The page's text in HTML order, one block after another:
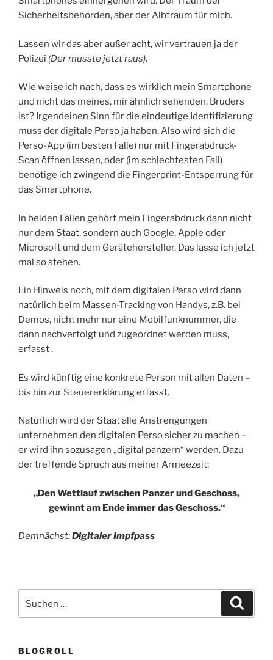
Sicherheitsbehörden, aber der Albtraum für mich.
Lassen wir das aber außer acht, wir vertrauen ja der
Polizei (Der musste jetzt raus).
Wie weise ich nach, dass es wirklich mein Smartphone
und nicht das meines, mir ähnlich sehenden, Bruders
ist? Irgendeinen Sinn für die eindeutige Identifizierung
muss der digitale Perso ja haben. Also wird sich die
Perso-App (im besten Falle) nur mit Fingerabdruck-
Scan öffnen lassen, oder (im schlechtesten Fall)
benötige ich zwingend die Fingerprint-Entsperrung für
das Smartphone.
In beiden Fällen gehört mein Fingerabdruck dann nicht
nur dem Staat, sondern auch Google, Apple oder
Microsoft und dem Gerätehersteller. Das lasse ich jetzt
mal so stehen.
Ein Hinweis noch, mit dem digitalen Perso wird dann
natürlich beim Massen-Tracking von Handys, z.B. bei
Demos, nicht mehr nur eine Mobilfunknummer, die
dann nachverfolgt und zugeordnet werden muss,
erfasst .
Es wird künftig eine konkrete Person mit allen Daten –
bis hin zur Steuererklärung erfasst.
Natürlich wird der Staat alle Anstrengungen
unternehmen den digitalen Perso sicher zu machen –
er wird ihn sozusagen „digital panzern“ werden. Dazu
der treffende Spruch aus meiner Armeezeit:
„Den Wettlauf zwischen Panzer und Geschoss,
gewinnt am Ende immer das Geschoss.“
Demnächst:Digitaler Impfpass
nach:
BLOGROLL